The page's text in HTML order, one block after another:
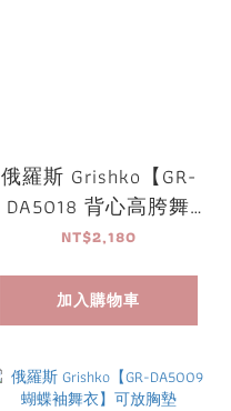
俄羅斯 Grishko【GR-
DA5018 背心高胯舞
衣】可放胸墊
NT$2,180
加入購物車